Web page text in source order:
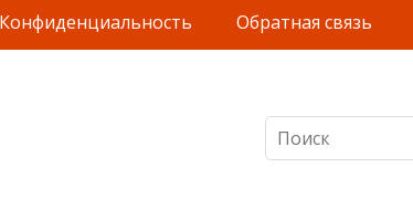
Конфиденциальность Обратная связь